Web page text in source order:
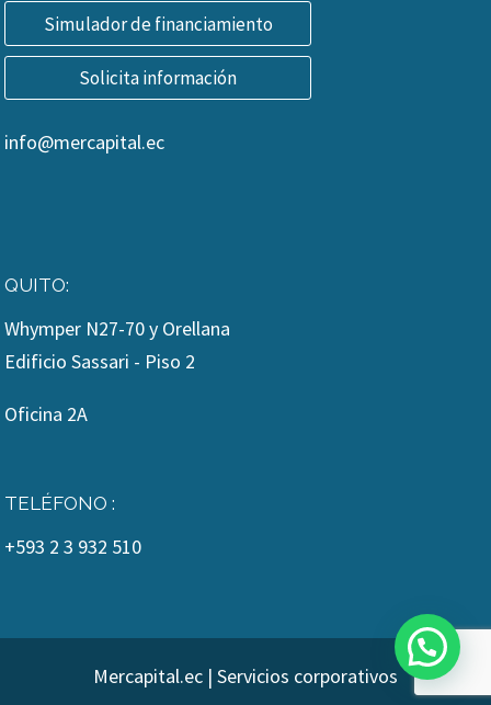
Simulador de financiamiento
Solicita información
info@mercapital.ec
QUITO:
Whymper N27-70 y Orellana
Edificio Sassari - Piso 2
Oficina 2A
TELÉFONO :
+593 2 3 932 510
Mercapital.ec | Servicios corporativos